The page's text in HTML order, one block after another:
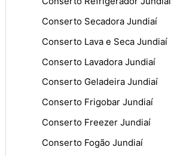
Conserto Secadora Jundiaí
Conserto Lava e Seca Jundiaí
Conserto Lavadora Jundiaí
Conserto Geladeira Jundiaí
Conserto Frigobar Jundiaí
Conserto Freezer Jundiaí
Conserto Fogão Jundiaí